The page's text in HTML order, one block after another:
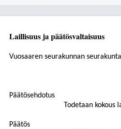
Laillisuus ja päätösvaltaisuus
Vuosaaren seurakunnan
Päätösehdotus
Todetaan kokous
Päätös